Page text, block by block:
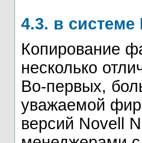
4.3. в системе
Копирование
несколько
Во-первых,
уважаемой
версий Novell